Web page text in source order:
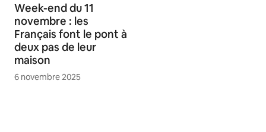
Week-end du 11
novembre : les
Français font le pont à
deux pas de leur
maison
6 novembre 2025